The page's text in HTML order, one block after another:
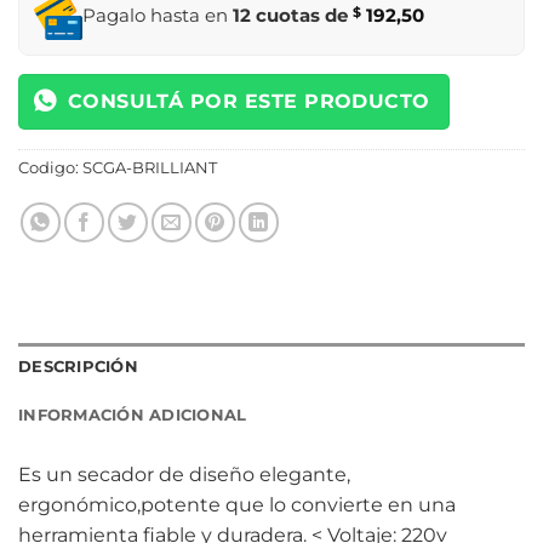
Pagalo hasta en 12 cuotas de $ 192,50
CONSULTÁ POR ESTE PRODUCTO
Codigo: SCGA-BRILLIANT
DESCRIPCIÓN
INFORMACIÓN ADICIONAL
Es un secador de diseño elegante,
ergonómico,potente que lo convierte en una
herramienta fiable y duradera. < Voltaje: 220v